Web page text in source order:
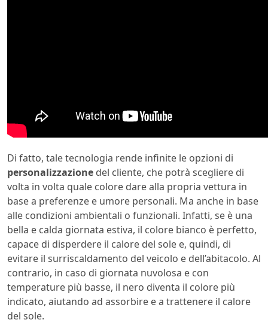
Di fatto, tale tecnologia rende infinite le opzioni di
personalizzazione del cliente, che potrà scegliere di
volta in volta quale colore dare alla propria vettura in
base a preferenze e umore personali. Ma anche in base
alle condizioni ambientali o funzionali. Infatti, se è una
bella e calda giornata estiva, il colore bianco è perfetto,
capace di disperdere il calore del sole e, quindi, di
evitare il surriscaldamento del veicolo e dell’abitacolo. Al
contrario, in caso di giornata nuvolosa e con
temperature più basse, il nero diventa il colore più
indicato, aiutando ad assorbire e a trattenere il calore
del sole.